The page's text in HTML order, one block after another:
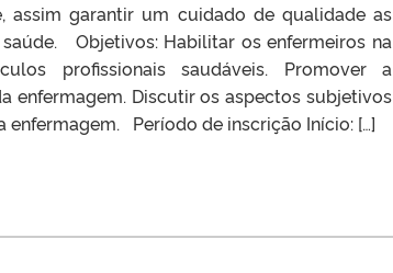
assim garantir um cuidado de qualidade as
Objetivos: Habilitar os enfermeiros na
profissionais saudáveis. Promover a
enfermagem. Discutir os aspectos subjetivos
Período de inscrição Início: […]